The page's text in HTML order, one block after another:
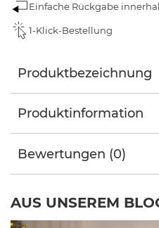
Einfache Rückgabe
1-Klick-Bestellung
Produktbezeichnung
Produktinformation
Bewertungen (0)
AUS UNSEREM